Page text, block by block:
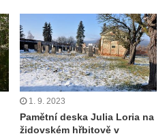
1. 9. 2023
Pamětní deska Julia Loria na
židovském hřbitově v